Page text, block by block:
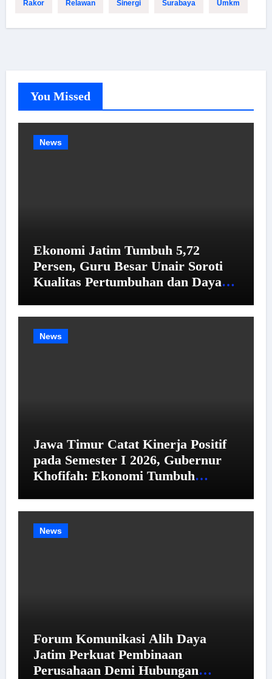
Rakor Relawan Sinergi Surabaya Umkm
You Missed
News
Ekonomi Jatim Tumbuh 5,72
Persen, Guru Besar Unair Soroti
Kualitas Pertumbuhan dan Daya
News
Jawa Timur Catat Kinerja Positif
pada Semester I 2026, Gubernur
Khofifah: Ekonomi Tumbuh
Kemiskinan dan Pengangguran
Menurun
News
Forum Komunikasi Alih Daya
Jatim Perkuat Pembinaan
Perusahaan Demi Hubungan